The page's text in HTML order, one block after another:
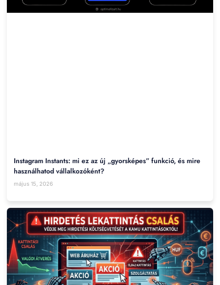
Instagram Instants: mi ez az új „gyorsképes” funkció, és mire
használhatod vállalkozóként?
május 15, 2026